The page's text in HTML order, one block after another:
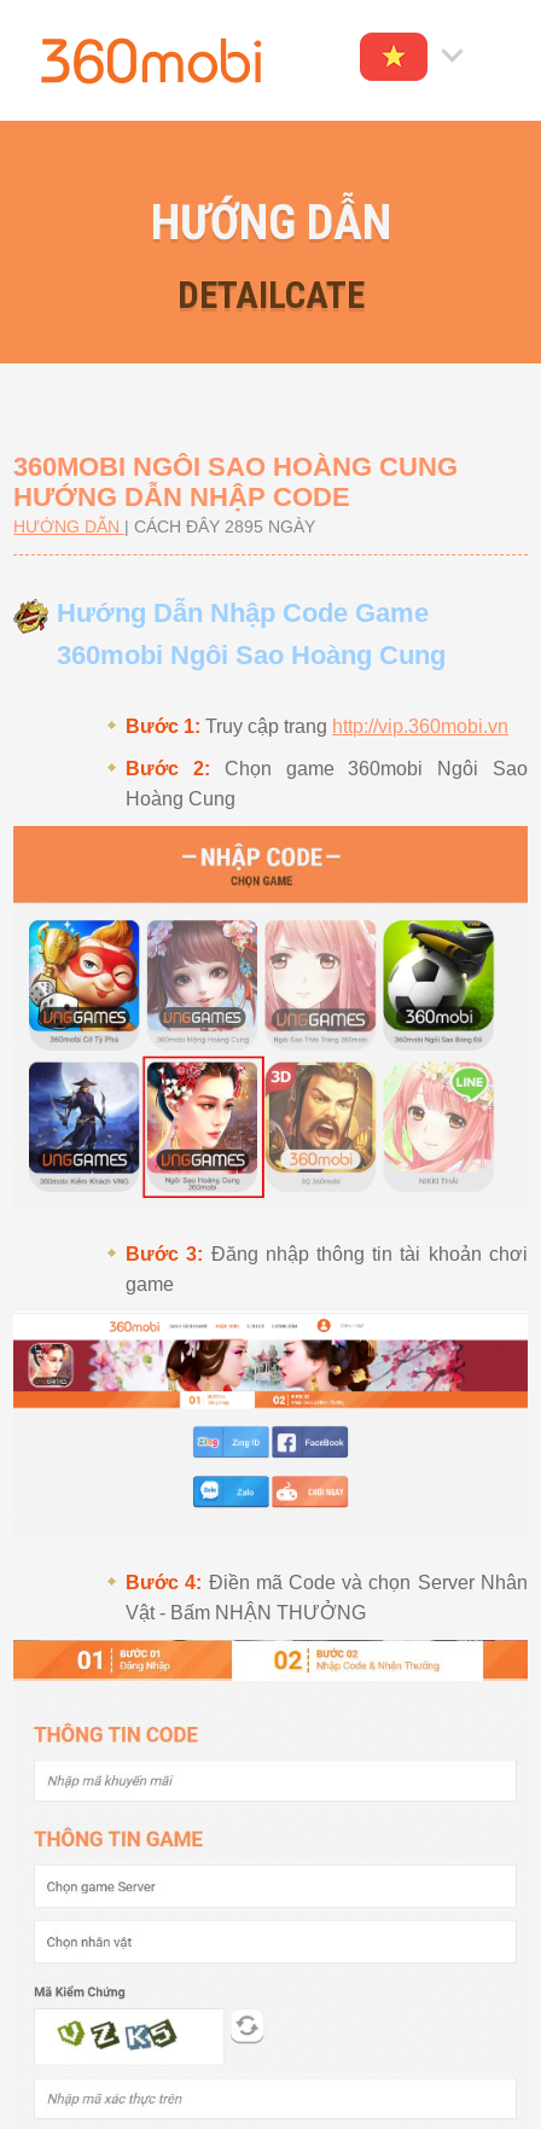
HƯỚNG DẪN
DETAILCATE
360MOBI NGÔI SAO HOÀNG CUNG
HƯỚNG DẪN NHẬP CODE
HƯỚNG DẪN |CÁCH ĐÂY 2895 NGÀY
Hướng Dẫn Nhập Code Game
360mobi Ngôi Sao Hoàng Cung
Bước 1: Truy cập trang http://vip.360mobi.vn
Bước 2:
Chọn game 360mobi Ngôi Sao
Hoàng Cung
Bước 3: Đăng nhập thông tin tài khoản chơi
game
Bước 4: Điền mã Code và chọn Server Nhân
Vật - Bấm NHẬN THƯỞNG